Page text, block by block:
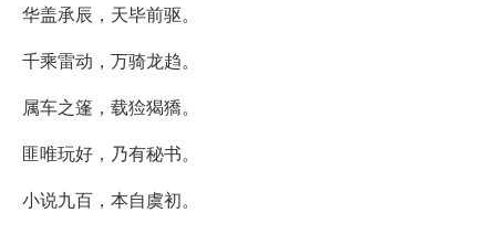
华盖承辰，天毕前驱。
千乘雷动，万骑龙趋。
属车之篷，载猃猲獢。
匪唯玩好，乃有秘书。
小说九百，本自虞初。